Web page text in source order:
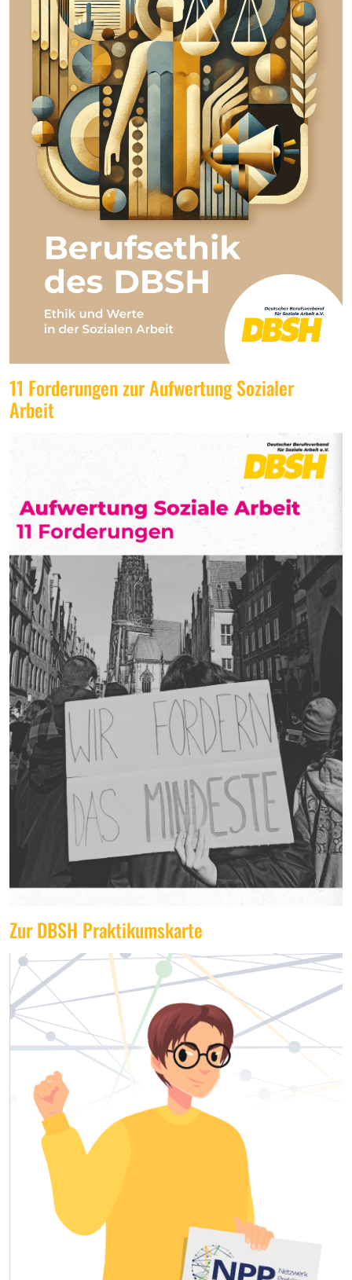
11 Forderungen zur Aufwertung Sozialer
Arbeit
Zur DBSH Praktikumskarte